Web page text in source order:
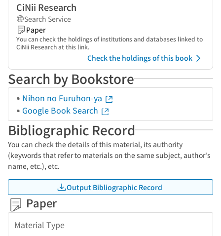
CiNii Research
Search Service
Paper
You can check the holdings of institutions and databases linked to
CiNii Research at this link.
Check the holdings of this book
Search by Bookstore
Nihon no Furuhon-ya
Google Book Search
Bibliographic Record
You can check the details of this material, its authority
(keywords that refer to materials on the same subject, author's
name, etc.), etc.
Output Bibliographic Record
Paper
Material Type